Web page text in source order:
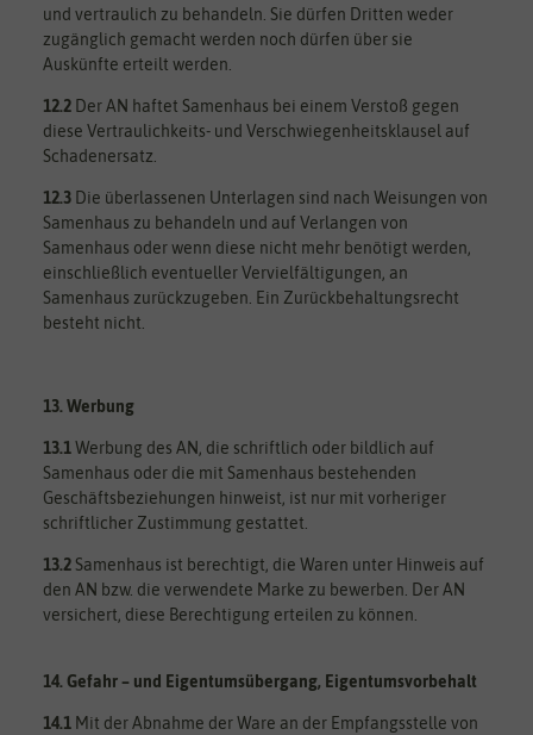
und vertraulich zu behandeln. Sie dürfen Dritten weder
zugänglich gemacht werden noch dürfen über sie
Auskünfte erteilt werden.
12.2 Der AN haftet Samenhaus bei einem Verstoß gegen
diese Vertraulichkeits- und Verschwiegenheitsklausel auf
Schadenersatz.
12.3 Die überlassenen Unterlagen sind nach Weisungen von
Samenhaus zu behandeln und auf Verlangen von
Samenhaus oder wenn diese nicht mehr benötigt werden,
einschließlich eventueller Vervielfältigungen, an
Samenhaus zurückzugeben. Ein Zurückbehaltungsrecht
besteht nicht.
13. Werbung
13.1Werbung des AN, die schriftlich oder bildlich auf
Samenhaus oder die mit Samenhaus bestehenden
Geschäftsbeziehungen hinweist, ist nur mit vorheriger
schriftlicher Zustimmung gestattet.
13.2 Samenhaus ist berechtigt, die Waren unter Hinweis auf
den AN bzw. die verwendete Marke zu bewerben. Der AN
versichert, diese Berechtigung erteilen zu können.
14. Gefahr – und Eigentumsübergang, Eigentumsvorbehalt
14.1 Mit der Abnahme der Ware an der Empfangsstelle von